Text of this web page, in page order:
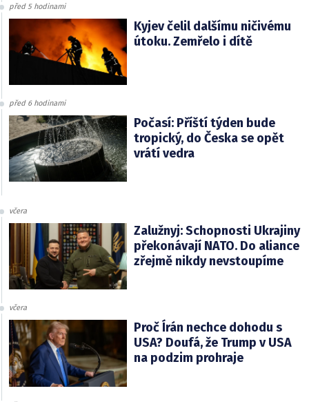
před 5 hodinami
Kyjev čelil dalšímu ničivému
útoku. Zemřelo i dítě
před 6 hodinami
Počasí: Příští týden bude
tropický, do Česka se opět
vrátí vedra
včera
Zalužnyj: Schopnosti Ukrajiny
překonávají NATO. Do aliance
zřejmě nikdy nevstoupíme
včera
Proč Írán nechce dohodu s
USA? Doufá, že Trump v USA
na podzim prohraje